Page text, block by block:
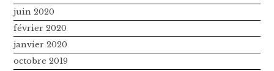
juin 2020
février 2020
janvier 2020
octobre 2019